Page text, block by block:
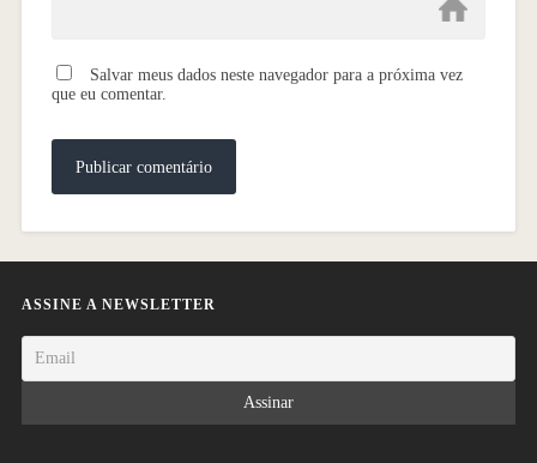
Salvar meus dados neste navegador para a próxima vez
que eu comentar.
ASSINE A NEWSLETTER